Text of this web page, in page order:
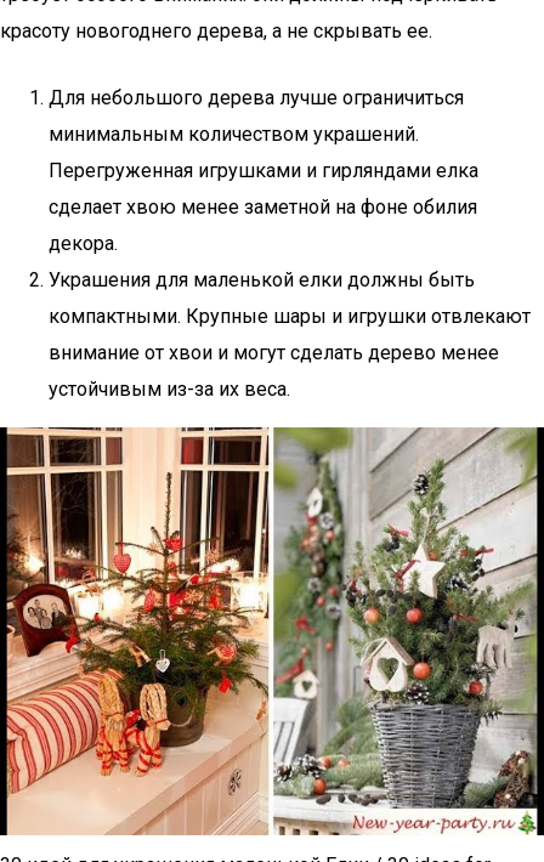
красоту новогоднего дерева, а не скрывать ее.
Для небольшого дерева лучше ограничиться
минимальным количеством украшений.
Перегруженная игрушками и гирляндами елка
сделает хвою менее заметной на фоне обилия
декора.
Украшения для маленькой елки должны быть
компактными. Крупные шары и игрушки отвлекают
внимание от хвои и могут сделать дерево менее
устойчивым из-за их веса.